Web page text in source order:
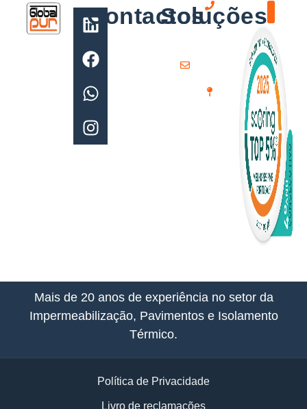
Contactos
(+351)
211 379
geral@globalpur.pt
Av.
Pedro
Álvares
Cabral,
230,
Beloura
– Linhó,
2714-
544
Sintra,
Soluções
Mais de 20 anos de experiência no setor da
Impermeabilização, Pavimentos e Isolamento
Térmico.
Política de Privacidade
Livro de reclamações